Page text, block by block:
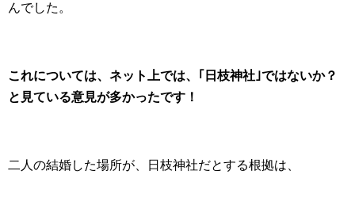
んでした。
これについては、ネット上では、｢日枝神社｣ではないか？
と見ている意見が多かったです！
二人の結婚した場所が、日枝神社だとする根拠は、